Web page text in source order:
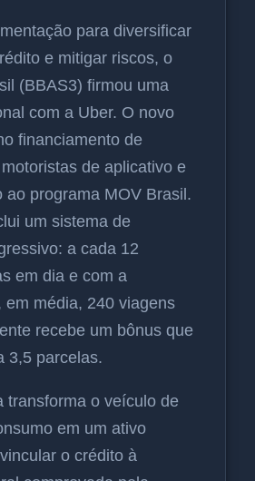
para diversificar
e mitigar riscos, o
(BBAS3) firmou uma
com a Uber. O novo
financiamento de
de aplicativo e
ao programa MOV Brasil.
um sistema de
a cada 12
em dia e com a
em média, 240 viagens
recebe um bônus que
3,5 parcelas.
transforma o veículo de
em um ativo
o crédito à